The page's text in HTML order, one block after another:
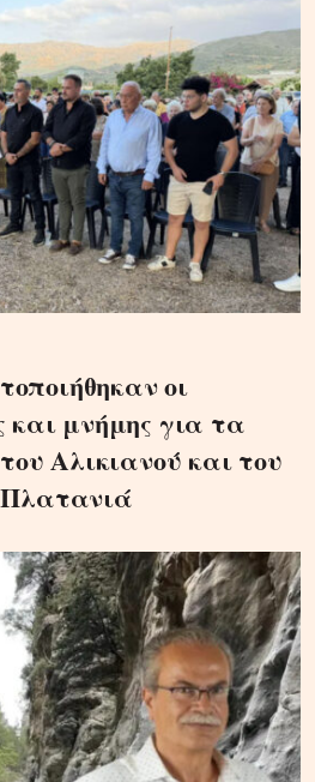
οι
και μνήμης για τα
Αλικιανού και του
Πλατανιά